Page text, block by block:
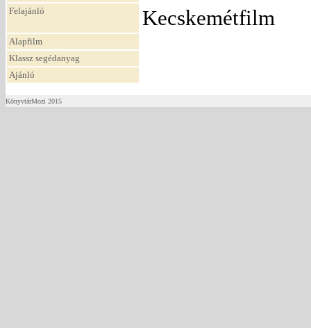
Felajánló Kecskemétfilm
Alapfilm
Klassz segédanyag
Ajánló
KönyvtárMozi 2015